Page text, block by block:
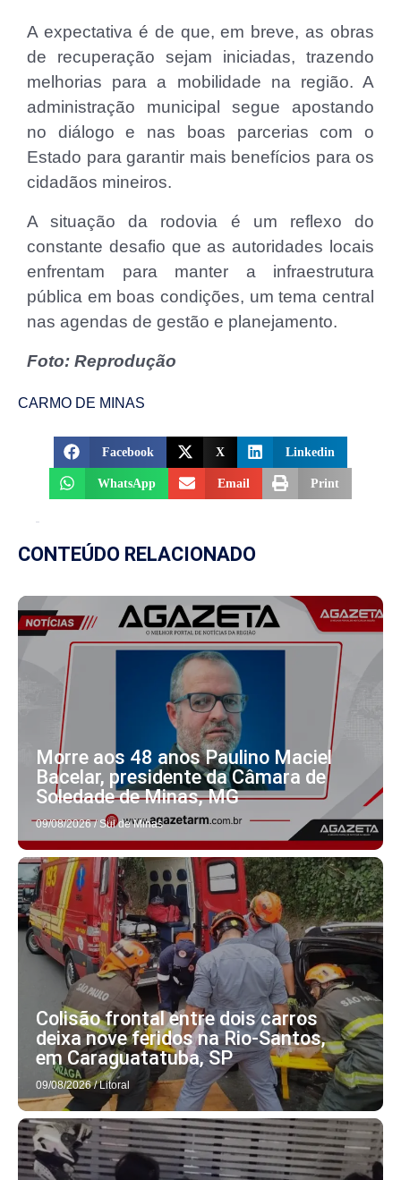
A expectativa é de que, em breve, as obras
de recuperação sejam iniciadas, trazendo
melhorias para a mobilidade na região. A
administração municipal segue apostando
no diálogo e nas boas parcerias com o
Estado para garantir mais benefícios para os
cidadãos mineiros.
A situação da rodovia é um reflexo do
constante desafio que as autoridades locais
enfrentam para manter a infraestrutura
pública em boas condições, um tema central
nas agendas de gestão e planejamento.
Foto: Reprodução
CARMO DE MINAS
Facebook X Linkedin
WhatsApp Email Print
CONTEÚDO RELACIONADO
Morre aos 48 anos Paulino Maciel
Bacelar, presidente da Câmara de
Soledade de Minas, MG
09/08/2026 / Sul de Minas
Colisão frontal entre dois carros
deixa nove feridos na Rio-Santos,
em Caraguatatuba, SP
09/08/2026 / Litoral